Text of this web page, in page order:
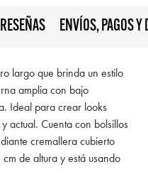
RESEÑAS ENVÍOS, PAGOS Y
largo que brinda un estilo
amplia con bajo
Ideal para crear looks
actual. Cuenta con bolsillos
cremallera cubierto
de altura y está usando